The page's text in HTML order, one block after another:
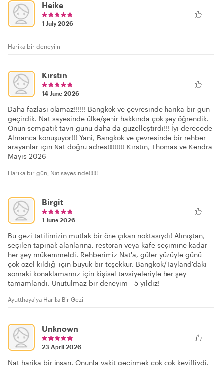
Heike
1 July 2026
Harika bir deneyim
Kirstin
14 June 2026
Daha fazlası olamaz!!!!!! Bangkok ve çevresinde harika bir gün
geçirdik. Nat sayesinde ülke/şehir hakkında çok şey öğrendik.
Onun sempatik tavrı günü daha da güzelleştirdi!!! İyi derecede
Almanca konuşuyor!!! Yani, Bangkok ve çevresinde bir rehber
arayanlar için Nat doğru adres!!!!!!!!! Kirstin, Thomas ve Kendra
Mayıs 2026
Harika bir gün, Nat sayesinde!!!!!!
Birgit
1 June 2026
Bu gezi tatilimizin mutlak bir öne çıkan noktasıydı! Alınıştan,
seçilen tapınak alanlarına, restoran veya kafe seçimine kadar
her şey mükemmeldi. Rehberimiz Nat'a, güler yüzüyle günü
çok özel kıldığı için büyük bir teşekkür. Bangkok/Tayland'daki
sonraki konaklamamız için kişisel tavsiyeleriyle her şey
tamamlandı. Unutulmaz bir deneyim - 5 yıldız!
Ayutthaya'ya Harika Bir Gezi
Unknown
23 April 2026
Nat harika bir insan. Onunla vakit geçirmek çok çok keyifliydi.